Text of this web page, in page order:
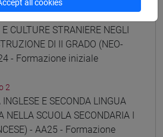
CULTURE STRANIERE NEGLI
DI II GRADO (NEO-
- Formazione iniziale
2
E SECONDA LINGUA
NELLA SCUOLA SECONDARIA I
- AA25 - Formazione
all cookies